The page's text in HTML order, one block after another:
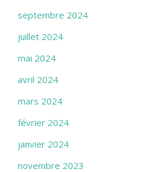
septembre 2024
juillet 2024
mai 2024
avril 2024
mars 2024
février 2024
janvier 2024
novembre 2023